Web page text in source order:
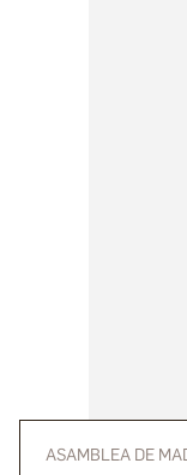
ASAMBLEA DE